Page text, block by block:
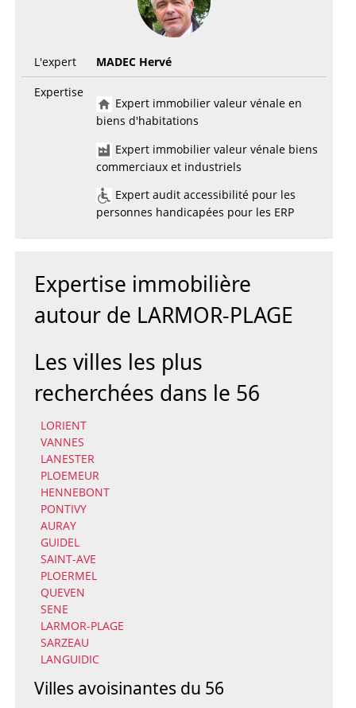
L'expert
MADEC Hervé
Expertise
Expert immobilier valeur vénale en
biens d'habitations
Expert immobilier valeur vénale biens
commerciaux et industriels
Expert audit accessibilité pour les
personnes handicapées pour les ERP
Expertise immobilière
autour de LARMOR-PLAGE
Les villes les plus
recherchées dans le 56
LORIENT
VANNES
LANESTER
PLOEMEUR
HENNEBONT
PONTIVY
AURAY
GUIDEL
SAINT-AVE
PLOERMEL
QUEVEN
SENE
LARMOR-PLAGE
SARZEAU
LANGUIDIC
Villes avoisinantes du 56